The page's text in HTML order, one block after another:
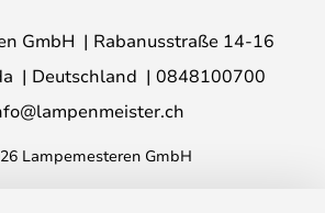
GmbH
Rabanusstraße 14-16
Deutschland
0848100700
Lampemesteren GmbH